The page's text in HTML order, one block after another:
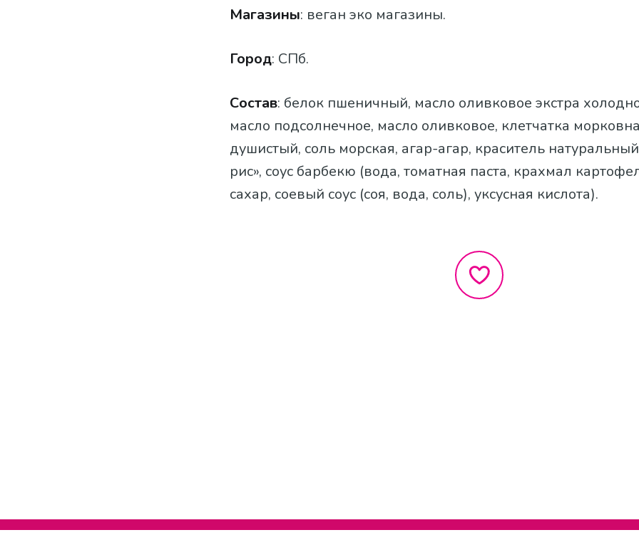
Магазины: веган эко магазины.
Город: СПб.
Состав: белок пшеничный, масло оливковое экстра
масло подсолнечное, масло оливковое, клетчатка
душистый, соль морская, агар-агар, краситель
рис», соус барбекю (вода, томатная паста, крахмал
сахар, соевый соус (соя, вода, соль), уксусная кислота).